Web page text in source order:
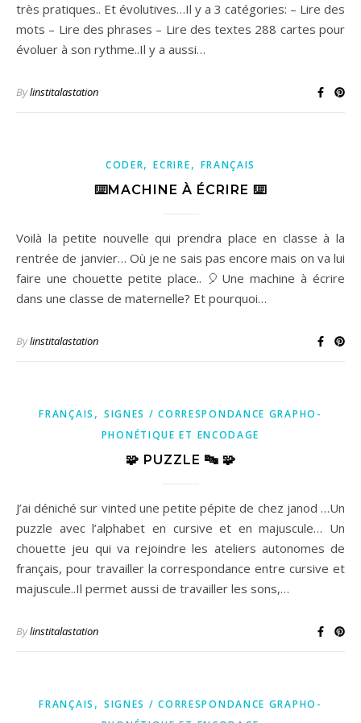
très pratiques.. Et évolutives…Il y a 3 catégories: – Lire des
mots – Lire des phrases – Lire des textes 288 cartes pour
évoluer à son rythme..Il y a aussi…
Bylinstitalastation
CODER,ECRIRE, FRANÇAIS
⌨️MACHINE À ÉCRIRE ⌨️
Voilà la petite nouvelle qui prendra place en classe à la
rentrée de janvier… Où je ne sais pas encore mais on va lui
faire une chouette petite place.. 🎈Une machine à écrire
dans une classe de maternelle? Et pourquoi…
Bylinstitalastation
FRANÇAIS , SIGNES / CORRESPONDANCE GRAPHO-
PHONÉTIQUE ET ENCODAGE
🧩 PUZZLE 🔤 🧩
J’ai déniché sur vinted une petite pépite de chez janod …Un
puzzle avec l’alphabet en cursive et en majuscule… Un
chouette jeu qui va rejoindre les ateliers autonomes de
français, pour travailler la correspondance entre cursive et
majuscule..Il permet aussi de travailler les sons,…
Bylinstitalastation
FRANÇAIS , SIGNES / CORRESPONDANCE GRAPHO-